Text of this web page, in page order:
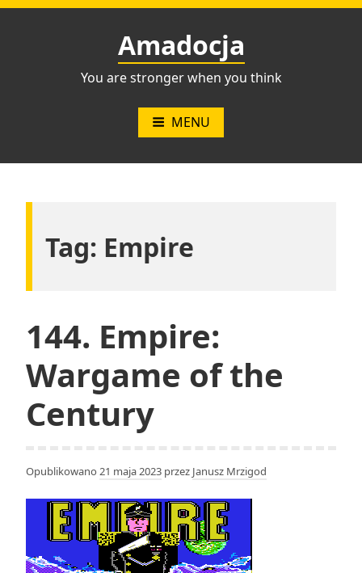
Przejdź
Amadocja
You are stronger when you think
MENU
Tag: Empire
144. Empire:
Wargame of the
Century
Opublikowano 21 maja 2023 przez Janusz Mrzigod